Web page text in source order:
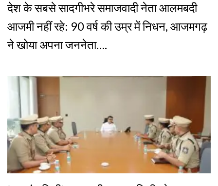
देश के सबसे सादगीभरे समाजवादी नेता आलमबदी
आजमी नहीं रहे: 90 वर्ष की उम्र में निधन, आजमगढ़
ने खोया अपना जननेता….